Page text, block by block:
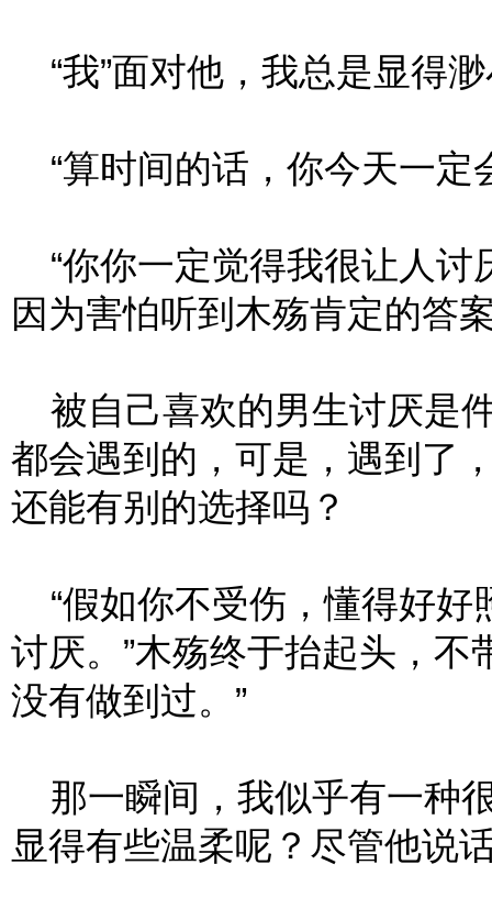
“我”面对他，我总是显得
“算时间的话，你今天一定
“你你一定觉得我很让人讨
因为害怕听到木殇肯定的答
被自己喜欢的男生讨厌是
都会遇到的，可是，遇到了
还能有别的选择吗？
“假如你不受伤，懂得好好
讨厌。”木殇终于抬起头，不
没有做到过。”
那一瞬间，我似乎有一种
显得有些温柔呢？尽管他说